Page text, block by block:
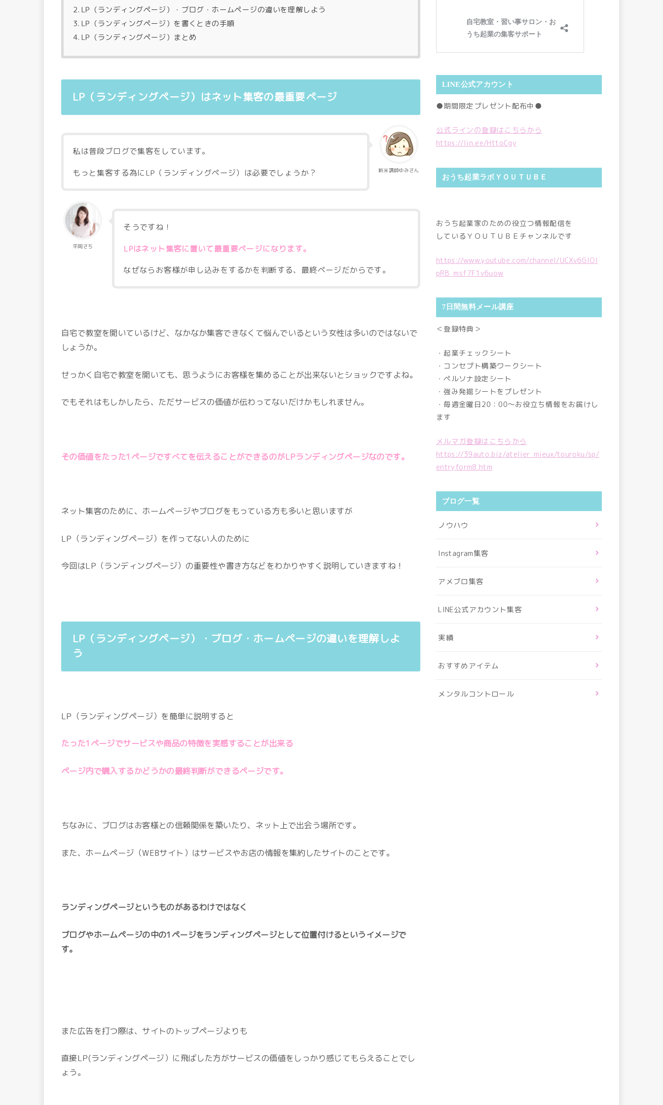
LP（ランディングページ）・ブログ・ホームページの違いを理解しよう
LP（ランディングページ）を書くときの手順
LP（ランディングページ）まとめ
LP（ランディングページ）はネット集客の最重要ページ
新米講師ゆみさん
私は普段ブログで集客をしています。
もっと集客する為にLP（ランディングページ）は必要でしょうか？
平岡さち
そうですね！
LPはネット集客に置いて最重要ページになります。
なぜならお客様が申し込みをするかを判断する、最終ページだからです。
自宅で教室を開いているけど、なかなか集客できなくて悩んでいるという女性は多いのではないで
しょうか。
せっかく自宅で教室を開いても、思うようにお客様を集めることが出来ないとショックですよね。
でもそれはもしかしたら、ただサービスの価値が伝わってないだけかもしれません。
その価値をたった1ページですべてを伝えることができるのがLPランディングページなのです。
ネット集客のために、ホームページやブログをもっている方も多いと思いますが
LP（ランディングページ）を作ってない人のために
今回はLP（ランディングページ）の重要性や書き方などをわかりやすく説明していきますね！
LP（ランディングページ）・ブログ・ホームページの違いを理解しよ
う
LP（ランディングページ）を簡単に説明すると
たった1ページでサービスや商品の特徴を実感することが出来る
ページ内で購入するかどうかの最終判断ができるページです。
ちなみに、ブログはお客様との信頼関係を築いたり、ネット上で出会う場所です。
また、ホームページ（WEBサイト）はサービスやお店の情報を集約したサイトのことです。
ランディングページというものがあるわけではなく
ブログやホームページの中の1ページをランディングページとして位置付けるというイメージで
す。
また広告を打つ際は、サイトのトップページよりも
直接LP(ランディングページ）に飛ばした方がサービスの価値をしっかり感じてもらえることでし
ょう。
LINE公式アカウント
●期間限定プレゼント配布中●
公式ラインの登録はこちらから
https://lin.ee/HttoCgy
おうち起業ラボＹＯＵＴＵＢＥ
おうち起業家のための役立つ情報配信を
しているＹＯＵＴＵＢＥチャンネルです
https://www.youtube.com/channel/UCXv6GlOI
pRB_msf7F1v6uow
7日間無料メール講座
＜登録特典＞
・起業チェックシート
・コンセプト構築ワークシート
・ペルソナ設定シート
・強み発掘シートをプレゼント
・毎週金曜日20：00～お役立ち情報をお届けし
ます
メルマガ登録はこちらから
https://39auto.biz/atelier_mieux/touroku/sp/
entryform8.htm
ブログ一覧
ノウハウ
Instagram集客
アメブロ集客
LINE公式アカウント集客
実績
おすすめアイテム
メンタルコントロール